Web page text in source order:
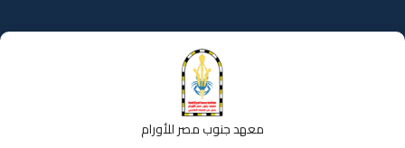
إلى
المحتوى
معهد جنوب مصر للأورام